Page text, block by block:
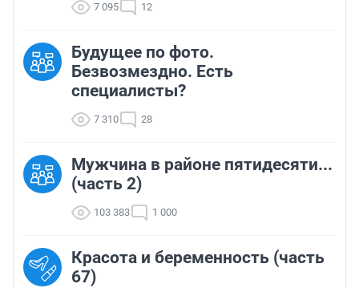
7 095 12
Будущее по фото.
Безвозмездно. Есть
специалисты?
7 310 28
Мужчина в районе пятидесяти...
(часть 2)
103 383 1 000
Красота и беременность (часть
67)